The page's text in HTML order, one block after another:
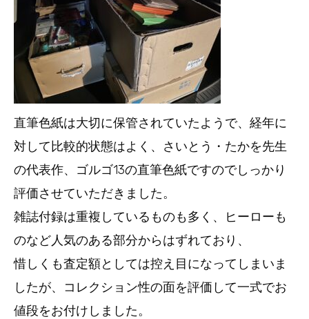
直筆色紙は大切に保管されていたようで、経年に
対して比較的状態はよく、さいとう・たかを先生
の代表作、ゴルゴ13の直筆色紙ですのでしっかり
評価させていただきました。
雑誌付録は重複しているものも多く、ヒーローも
のなど人気のある部分からはずれており、
惜しくも査定額としては控え目になってしまいま
したが、コレクション性の面を評価して一式でお
値段をお付けしました。